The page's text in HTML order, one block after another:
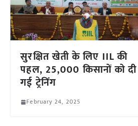
सुरक्षित खेती के लिए IIL की
पहल, 25,000 किसानों को दी
गई ट्रेनिंग
February 24, 2025